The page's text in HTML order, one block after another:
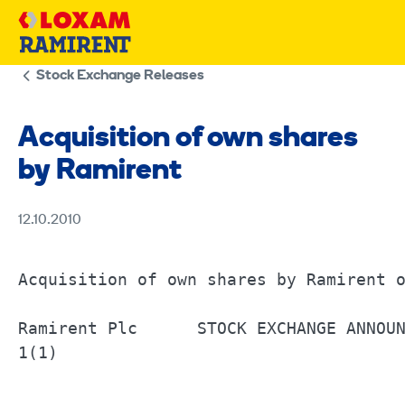
Skip
Stock Exchange Releases
Acquisition of own shares
by Ramirent
12.10.2010
Acquisition of own shares by Ramirent on	12 October
Ramirent Plc      STOCK EXCHANGE ANNOUNCEMENT		12 October 2010
1(1)